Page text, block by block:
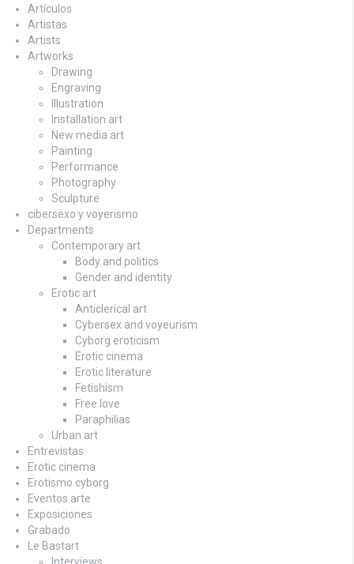
Artículos
Artistas
Artists
Artworks
Drawing
Engraving
Illustration
Installation art
New media art
Painting
Performance
Photography
Sculpture
cibersexo y voyerismo
Departments
Contemporary art
Body and politics
Gender and identity
Erotic art
Anticlerical art
Cybersex and voyeurism
Cyborg eroticism
Erotic cinema
Erotic literature
Fetishism
Free love
Paraphilias
Urban art
Entrevistas
Erotic cinema
Erotismo cyborg
Eventos arte
Exposiciones
Grabado
Le Bastart